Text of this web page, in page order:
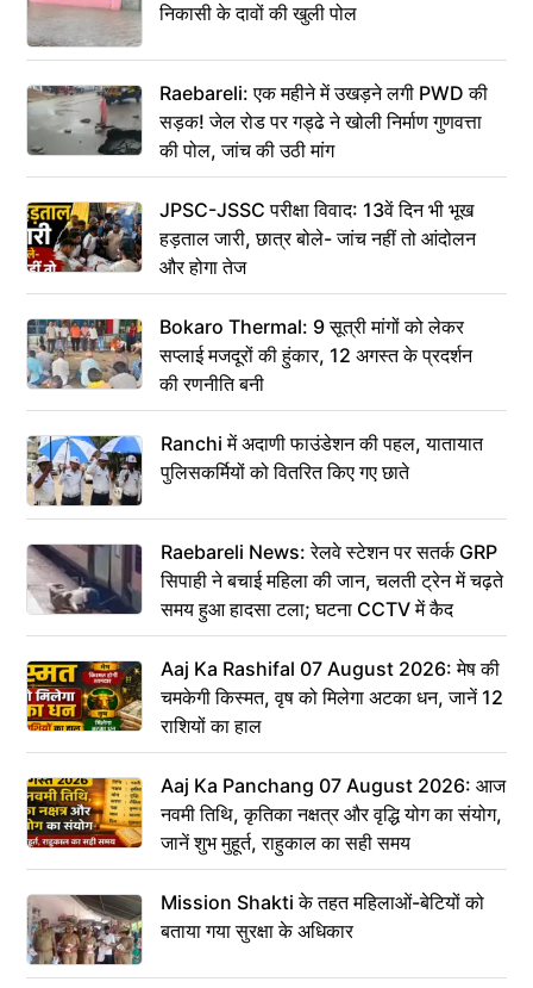
निकासी के दावों की खुली पोल
Raebareli: एक महीने में उखड़ने लगी PWD की
सड़क! जेल रोड पर गड्ढे ने खोली निर्माण गुणवत्ता
की पोल, जांच की उठी मांग
JPSC-JSSC परीक्षा विवाद: 13वें दिन भी भूख
हड़ताल जारी, छात्र बोले- जांच नहीं तो आंदोलन
और होगा तेज
Bokaro Thermal: 9 सूत्री मांगों को लेकर
सप्लाई मजदूरों की हुंकार, 12 अगस्त के प्रदर्शन
की रणनीति बनी
Ranchi में अदाणी फाउंडेशन की पहल, यातायात
पुलिसकर्मियों को वितरित किए गए छाते
Raebareli News: रेलवे स्टेशन पर सतर्क GRP
सिपाही ने बचाई महिला की जान, चलती ट्रेन में चढ़ते
समय हुआ हादसा टला; घटना CCTV में कैद
Aaj Ka Rashifal 07 August 2026: मेष की
चमकेगी किस्मत, वृष को मिलेगा अटका धन, जानें 12
राशियों का हाल
Aaj Ka Panchang 07 August 2026: आज
नवमी तिथि, कृतिका नक्षत्र और वृद्धि योग का संयोग,
जानें शुभ मुहूर्त, राहुकाल का सही समय
Mission Shakti के तहत महिलाओं-बेटियों को
बताया गया सुरक्षा के अधिकार